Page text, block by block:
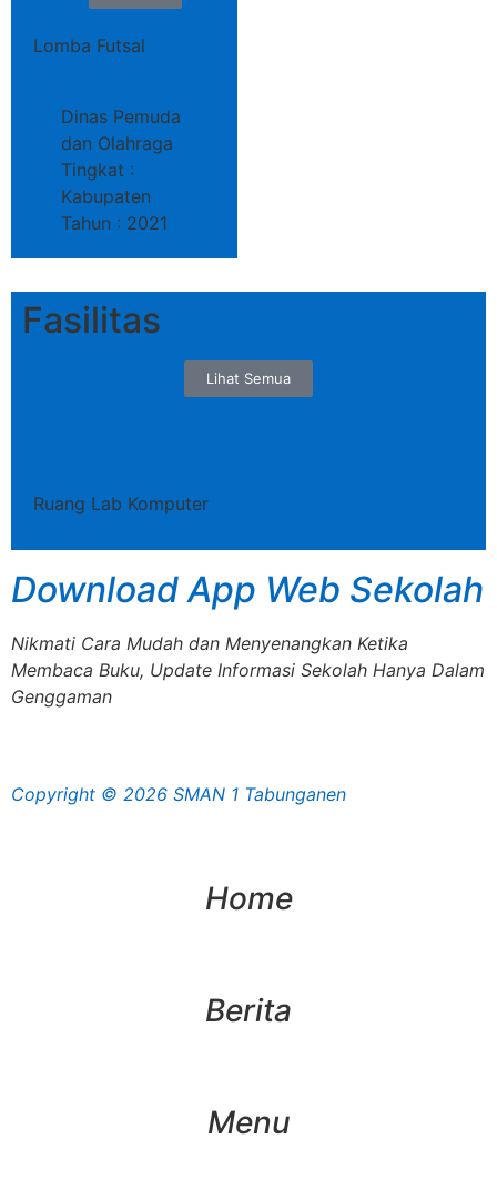
Lomba Futsal
Dinas Pemuda
dan Olahraga
Tingkat :
Kabupaten
Tahun : 2021
Fasilitas
Lihat Semua
Ruang Lab Komputer
Download App Web Sekolah
Nikmati Cara Mudah dan Menyenangkan Ketika
Membaca Buku, Update Informasi Sekolah Hanya Dalam
Genggaman
Copyright © 2026 SMAN 1 Tabunganen
Home
Berita
Menu